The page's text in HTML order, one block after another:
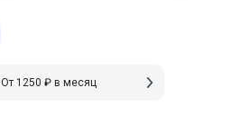
От 1250 ₽ в месяц